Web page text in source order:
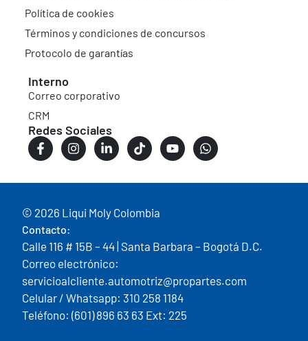
Política de cookies
Términos y condiciones de concursos
Protocolo de garantías
Interno
Correo corporativo
CRM
Redes Sociales
© 2026 Liqui Moly Colombia
Contacto:
Calle 116 # 15B – 44 | Santa Barbara – Bogotá D.C.
Correo electrónico:
servicioalcliente.automotriz@propartes.com
Celular / Whatsapp: 310 258 1184
Teléfono: (601) 896 63 63 Ext: 225